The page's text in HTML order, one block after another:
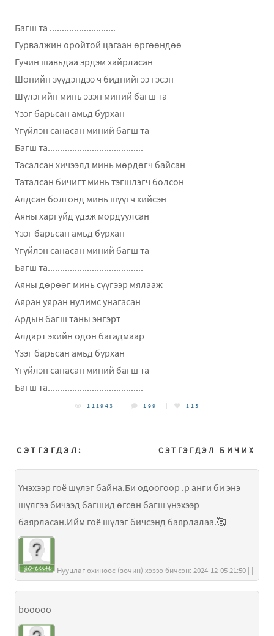
Багш та ...........................
Гурвалжин оройтой цагаан өргөөндөө
Гучин шавьдаа эрдэм хайрласан
Шөнийн зүүдэндээ ч биднийгээ гэсэн
Шүлэгийн минь эзэн миний багш та
Үзэг барьсан амьд бурхан
Үгүйлэн санасан миний багш та
Багш та.......................................
Тасалсан хичээлд минь мөрдөгч байсан
Таталсан бичигт минь тэгшлэгч болсон
Алдсан болгонд минь шүүгч хийсэн
Аяны харгуйд үдэж мордуулсан
Үзэг барьсан амьд бурхан
Үгүйлэн санасан миний багш та
Багш та.......................................
Аяны дөрөөг минь сүүгээр мялааж
Аяран уяран нулимс унагасан
Ардын багш таны энгэрт
Алдарт эхийн одон багадмаар
Үзэг барьсан амьд бурхан
Үгүйлэн санасан миний багш та
Багш та.......................................
111943 199 113
СЭТГЭГДЭЛ БИЧИХ
СЭТГЭГДЭЛ:
Үнэхээр гоё шүлэг байна.Би одоогоор .р анги би энэ
шүлгээ бичээд багшид өгсөн багш үнэхээр
баярласан.Ийм гоё шүлэг бичсэнд баярлалаа.🥰
Нууцлаг охиноос (зочин) хэзээ бичсэн: 2024-12-05 21:50 | |
booooo